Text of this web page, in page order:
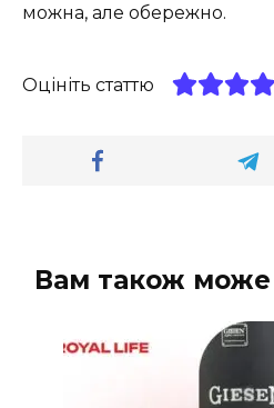
можна, але обережно.
Оцініть статтю
Вам також може